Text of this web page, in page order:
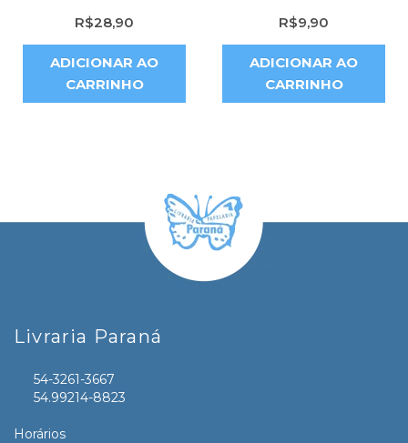
R$28,90
ADICIONAR AO
CARRINHO
R$9,90
ADICIONAR AO
CARRINHO
Livraria Paraná
54-3261-3667
54.99214-8823
Horários